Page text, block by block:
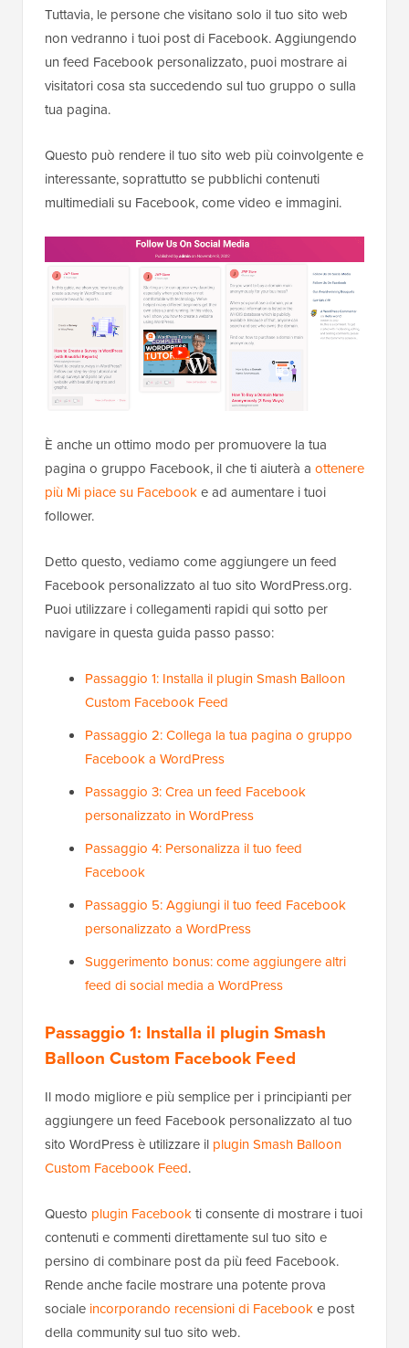
Tuttavia, le persone che visitano solo il tuo sito web
non vedranno i tuoi post di Facebook. Aggiungendo
un feed Facebook personalizzato, puoi mostrare ai
visitatori cosa sta succedendo sul tuo gruppo o sulla
tua pagina.
Questo può rendere il tuo sito web più coinvolgente e
interessante, soprattutto se pubblichi contenuti
multimediali su Facebook, come video e immagini.
È anche un ottimo modo per promuovere la tua
pagina o gruppo Facebook, il che ti aiuterà a ottenere
più Mi piace su Facebooke ad aumentare i tuoi
follower.
Detto questo, vediamo come aggiungere un feed
Facebook personalizzato al tuo sito WordPress.org.
Puoi utilizzare i collegamenti rapidi qui sotto per
navigare in questa guida passo passo:
Passaggio 1: Installa il plugin Smash Balloon
Custom Facebook Feed
Passaggio 2: Collega la tua pagina o gruppo
Facebook a WordPress
Passaggio 3: Crea un feed Facebook
personalizzato in WordPress
Passaggio 4: Personalizza il tuo feed
Facebook
Passaggio 5: Aggiungi il tuo feed Facebook
personalizzato a WordPress
Suggerimento bonus: come aggiungere altri
feed di social media a WordPress
Passaggio 1: Installa il plugin Smash
Balloon Custom Facebook Feed
Il modo migliore e più semplice per i principianti per
aggiungere un feed Facebook personalizzato al tuo
sito WordPress è utilizzare il plugin Smash Balloon
Custom Facebook Feed.
Questo plugin Facebookti consente di mostrare i tuoi
contenuti e commenti direttamente sul tuo sito e
persino di combinare post da più feed Facebook.
Rende anche facile mostrare una potente prova
sociale incorporando recensioni di Facebooke post
della community sul tuo sito web.